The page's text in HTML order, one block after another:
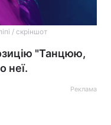
/ скріншот
"Танцюю,
неї.
Реклама